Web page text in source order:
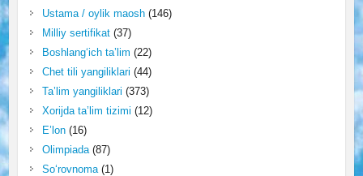
Ustama / oylik maosh(146)
Milliy sertifikat(37)
Boshlang‘ich ta’lim (22)
Chet tili yangiliklari (44)
Ta’lim yangiliklari (373)
Xorijda ta’lim tizimi (12)
E’lon(16)
Olimpiada(87)
So‘rovnoma(1)